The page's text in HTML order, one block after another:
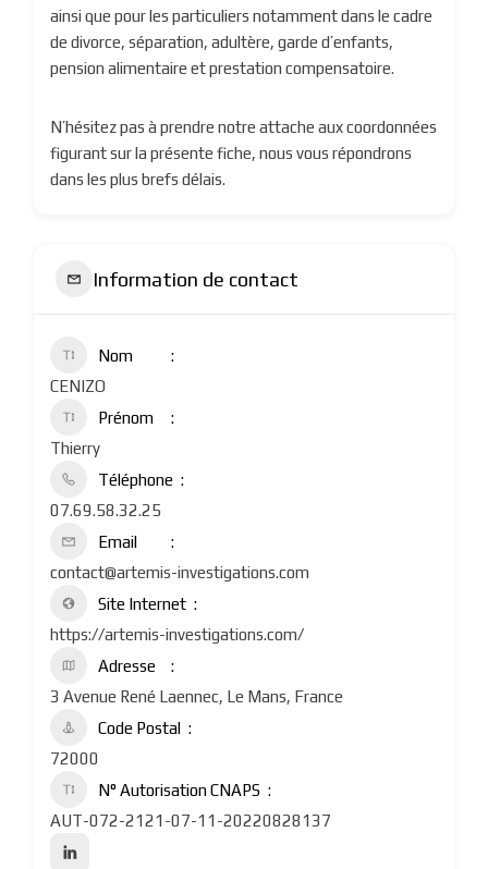
ainsi que pour les particuliers notamment dans le cadre
de divorce, séparation, adultère, garde d’enfants,
pension alimentaire et prestation compensatoire.
N’hésitez pas à prendre notre attache aux coordonnées
figurant sur la présente fiche, nous vous répondrons
dans les plus brefs délais.
Information de contact
Nom
CENIZO
Prénom
Thierry
Téléphone
07.69.58.32.25
Email
contact@artemis-investigations.com
Site Internet
https://artemis-investigations.com/
Adresse
3 Avenue René Laennec, Le Mans, France
Code Postal
72000
N° Autorisation CNAPS
AUT-072-2121-07-11-20220828137